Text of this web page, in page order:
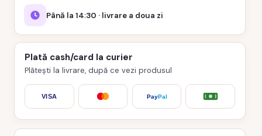
Până la 14:30 · livrare a doua zi
Plată cash/card la curier
Plătești la livrare, după ce vezi produsul
VISA PayPal